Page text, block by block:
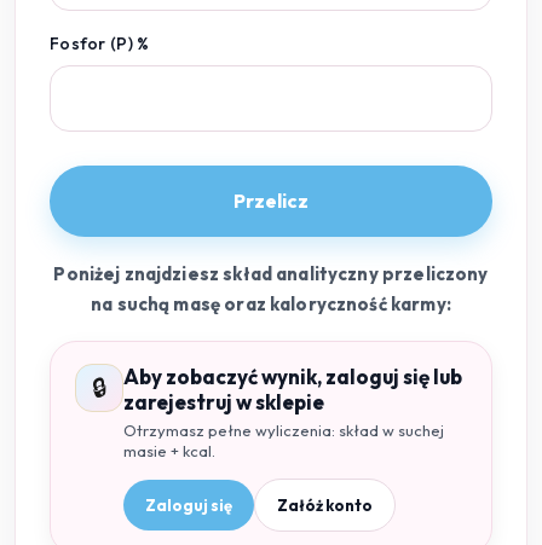
Fosfor (P) %
Przelicz
Poniżej znajdziesz skład analityczny przeliczony
na suchą masę oraz kaloryczność karmy:
🔒
Aby zobaczyć wynik, zaloguj się lub
zarejestruj w sklepie
Otrzymasz pełne wyliczenia: skład w suchej
masie + kcal.
Zaloguj się Załóż konto